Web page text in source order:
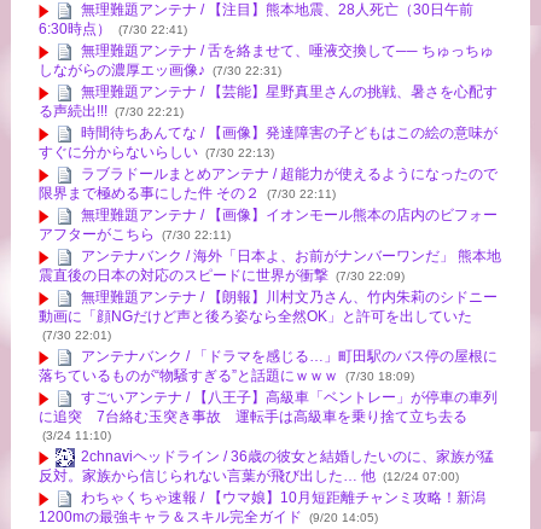
無理難題アンテナ / 【注目】熊本地震、28人死亡（30日午前
6:30時点）
(7/30 22:41)
無理難題アンテナ / 舌を絡ませて、唾液交換して── ちゅっちゅ
しながらの濃厚エッ画像♪
(7/30 22:31)
無理難題アンテナ / 【芸能】星野真里さんの挑戦、暑さを心配す
る声続出!!! (7/30 22:21)
時間待ちあんてな / 【画像】発達障害の子どもはこの絵の意味が
すぐに分からないらしい (7/30 22:13)
ラブラドールまとめアンテナ / 超能力が使えるようになったので
限界まで極める事にした件 その２
(7/30 22:11)
無理難題アンテナ / 【画像】イオンモール熊本の店内のビフォー
アフターがこちら
(7/30 22:11)
アンテナバンク / 海外「日本よ、お前がナンバーワンだ」 熊本地
震直後の日本の対応のスピードに世界が衝撃 (7/30 22:09)
無理難題アンテナ / 【朗報】川村文乃さん、竹内朱莉のシドニー
動画に「顔NGだけど声と後ろ姿なら全然OK」と許可を出していた
(7/30 22:01)
アンテナバンク / 「ドラマを感じる…」町田駅のバス停の屋根に
落ちているものが“物騒すぎる”と話題にｗｗｗ
(7/30 18:09)
すごいアンテナ / 【八王子】高級車「ベントレー」が停車の車列
に追突 7台絡む玉突き事故 運転手は高級車を乗り捨て立ち去る
(3/24 11:10)
2chnaviヘッドライン / 36歳の彼女と結婚したいのに、家族が猛
反対。家族から信じられない言葉が飛び出した… 他 (12/24 07:00)
わちゃくちゃ速報 / 【ウマ娘】10月短距離チャンミ攻略！新潟
1200mの最強キャラ＆スキル完全ガイド
(9/20 14:05)